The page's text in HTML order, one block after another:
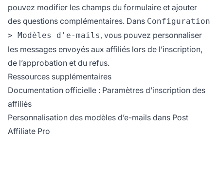
pouvez modifier les champs du formulaire et ajouter
des questions complémentaires. Dans Configuration
> Modèles d'e-mails, vous pouvez personnaliser
les messages envoyés aux affiliés lors de l’inscription,
de l’approbation et du refus.
Ressources supplémentaires
Documentation officielle : Paramètres d’inscription des
affiliés
Personnalisation des modèles d’e-mails dans Post
Affiliate Pro